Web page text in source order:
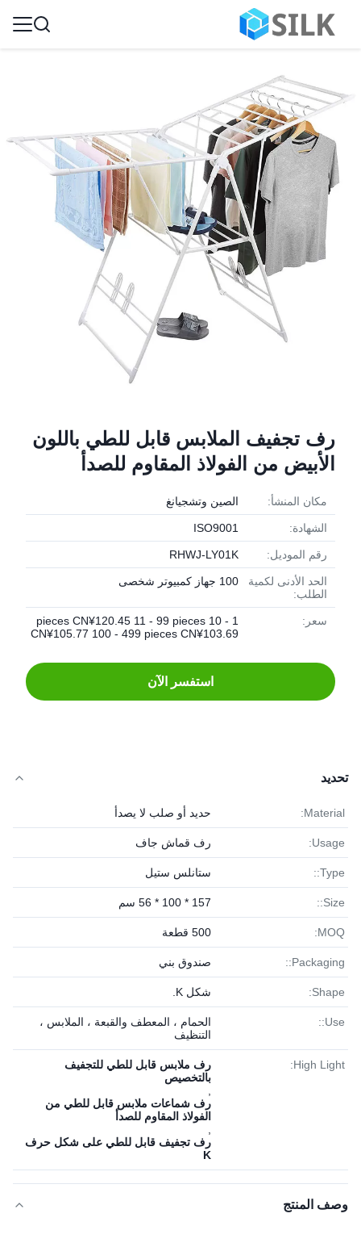
رف تجفيف الملابس قابل للطي باللون
الأبيض من الفولاذ المقاوم للصدأ
مكان المنشأ: الصين وتشجيانغ
الشهادة: ISO9001
رقم الموديل: RHWJ-LY01K
الحد الأدنى لكمية
الطلب:
100 جهاز كمبيوتر شخصى
سعر:
1 - 10 pieces CN¥120.45 11 - 99 pieces
CN¥105.77 100 - 499 pieces CN¥103.69
استفسر الآن
تحديد
Material: حديد أو صلب لا يصدأ
Usage: رف قماش جاف
Type:: ستانلس ستيل
Size:: 157 * 100 * 56 سم
MOQ: 500 قطعة
Packaging:: صندوق بني
Shape: شكل K.
Use::
الحمام ، المعطف والقبعة ، الملابس ،
التنظيف
High Light:
رف ملابس قابل للطي للتجفيف
بالتخصيص
رف شماعات ملابس قابل للطي من
الفولاذ المقاوم للصدأ
رف تجفيف قابل للطي على شكل حرف
K
وصف المنتج